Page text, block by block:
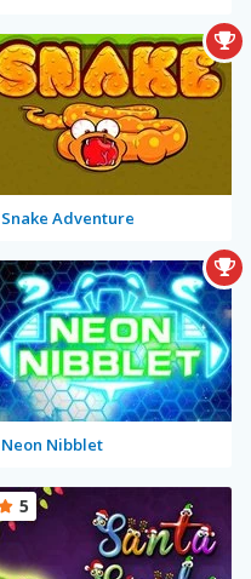
Snake Adventure
Neon Nibblet
5